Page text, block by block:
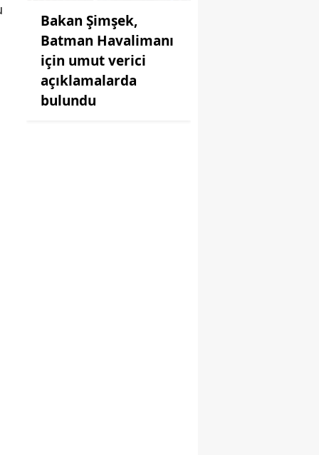
Bakan Şimşek,
Batman Havalimanı
için umut verici
açıklamalarda
bulundu